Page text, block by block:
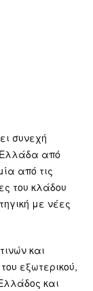
συνεχή
από
από τις
του κλάδου
με νέες
και
εξωτερικού,
και